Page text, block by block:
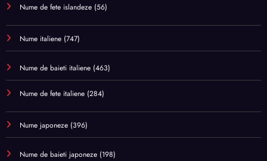
Nume de fete islandeze (56)
Nume italiene (747)
Nume de baieti italiene (463)
Nume de fete italiene (284)
Nume japoneze (396)
Nume de baieti japoneze (198)